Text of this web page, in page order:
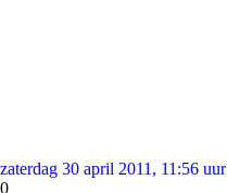
zaterdag 30 april 2011, 11:56 uur
0